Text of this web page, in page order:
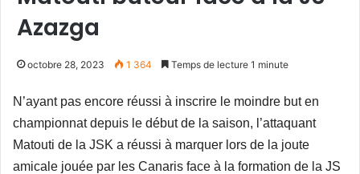
Azazga
octobre 28, 2023 1 364 Temps de lecture 1 minute
N’ayant pas encore réussi à inscrire le moindre but en
championnat depuis le début de la saison, l’attaquant
Matouti de la JSK a réussi à marquer lors de la joute
amicale jouée par les Canaris face à la formation de la JS